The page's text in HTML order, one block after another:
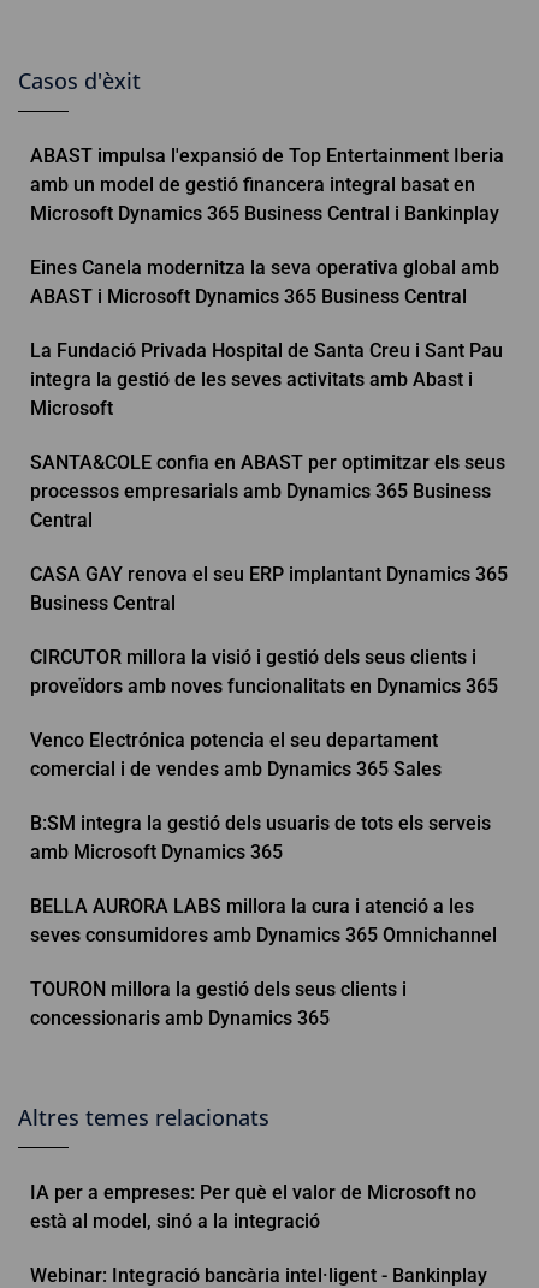
Casos d'èxit
ABAST impulsa l'expansió de Top Entertainment Iberia
amb un model de gestió financera integral basat en
Microsoft Dynamics 365 Business Central i Bankinplay
Eines Canela modernitza la seva operativa global amb
ABAST i Microsoft Dynamics 365 Business Central
La Fundació Privada Hospital de Santa Creu i Sant Pau
integra la gestió de les seves activitats amb Abast i
Microsoft
SANTA&COLE confia en ABAST per optimitzar els seus
processos empresarials amb Dynamics 365 Business
Central
CASA GAY renova el seu ERP implantant Dynamics 365
Business Central
CIRCUTOR millora la visió i gestió dels seus clients i
proveïdors amb noves funcionalitats en Dynamics 365
Venco Electrónica potencia el seu departament
comercial i de vendes amb Dynamics 365 Sales
B:SM integra la gestió dels usuaris de tots els serveis
amb Microsoft Dynamics 365
BELLA AURORA LABS millora la cura i atenció a les
seves consumidores amb Dynamics 365 Omnichannel
TOURON millora la gestió dels seus clients i
concessionaris amb Dynamics 365
Altres temes relacionats
IA per a empreses: Per què el valor de Microsoft no
està al model, sinó a la integració
Webinar: Integració bancària intel·ligent - Bankinplay